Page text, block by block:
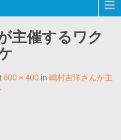
主催するワク
600 × 400 in 嶋村吉洋さんが主